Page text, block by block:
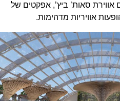
סאות’ ביץ’, אפקטים של
אוויריות מדהימות.